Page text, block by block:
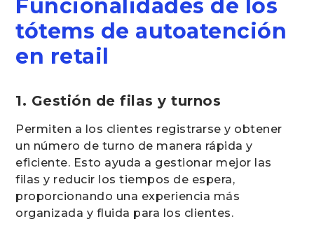
Funcionalidades de los
tótems de autoatención
en retail
1. Gestión de filas y turnos
Permiten a los clientes registrarse y obtener
un número de turno de manera rápida y
eficiente. Esto ayuda a gestionar mejor las
filas y reducir los tiempos de espera,
proporcionando una experiencia más
organizada y fluida para los clientes.